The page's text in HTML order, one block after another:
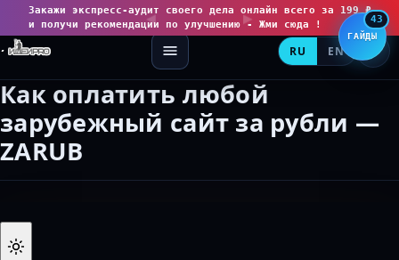
◀
Закажи экспресс-аудит своего дела онлайн всего за 199 ₽
и получи рекомендации по улучшению - Жми сюда !
▶
RU EN
Как оплатить любой
зарубежный сайт за рубли —
ZARUB
ГАЙДЫ
43